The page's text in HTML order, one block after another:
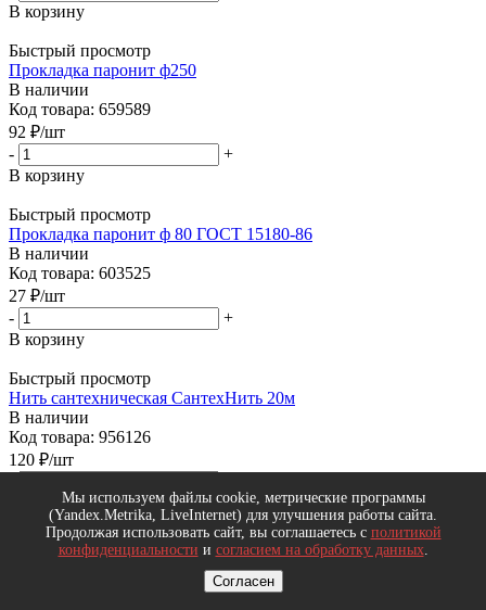
В корзину
Быстрый просмотр
Прокладка паронит ф250
В наличии
Код товара: 659589
92 ₽/шт
-
+
В корзину
Быстрый просмотр
Прокладка паронит ф 80 ГОСТ 15180-86
В наличии
Код товара: 603525
27 ₽/шт
-
+
В корзину
Быстрый просмотр
Нить сантехническая СантехНить 20м
В наличии
Код товара: 956126
120 ₽/шт
В корзину
Быстрый просмотр
Прокладка паронит ф200
Мы используем файлы cookie, метрические программы
(Yandex.Metrika, LiveInternet) для улучшения работы сайта.
Продолжая использовать сайт, вы соглашаетесь с политикой
конфиденциальности и согласием на обработку данных.
Согласен